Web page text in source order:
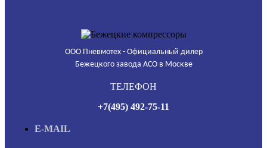
ООО Пневмотех - Официальный дилер
Бежецкого завода АСО в Москве
ТЕЛЕФОН
+7(495) 492-75-11
E-MAIL